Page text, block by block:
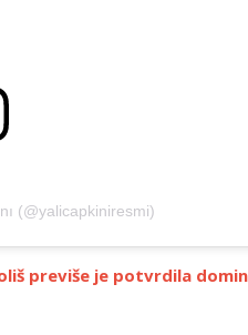
(@yalicapkiniresmi)
previše je potvrdila